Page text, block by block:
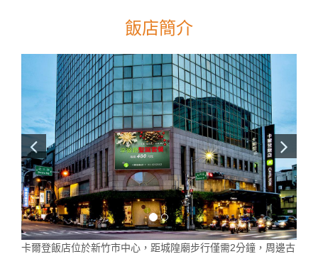
飯店簡介
卡爾登飯店位於新竹市中心，距城隍廟步行僅需2分鐘，周邊古